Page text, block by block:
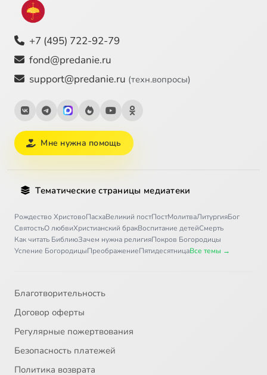
+7 (495) 722-92-79
fond@predanie.ru
support@predanie.ru (техн.вопросы)
Мне нужна помощь
Тематические страницы медиатеки
Рождество ХристовоПасхаВеликий постПостМолитваЛитургияБог
СвятостьО любвиХристианский бракВоспитание детейСмерть
Как читать БиблиюЗачем нужна религияПокров Богородицы
Успение БогородицыПреображениеПятидесятницаВсе темы →
Благотворительность
Договор оферты
Регулярные пожертвования
Безопасность платежей
Политика возврата